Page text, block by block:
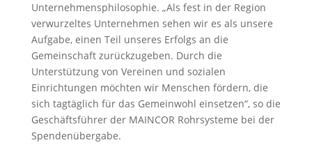
Unternehmensphilosophie. „Als fest in der Region
verwurzeltes Unternehmen sehen wir es als unsere
Aufgabe, einen Teil unseres Erfolgs an die
Gemeinschaft zurückzugeben. Durch die
Unterstützung von Vereinen und sozialen
Einrichtungen möchten wir Menschen fördern, die
sich tagtäglich für das Gemeinwohl einsetzen“, so die
Geschäftsführer der MAINCOR Rohrsysteme bei der
Spendenübergabe.